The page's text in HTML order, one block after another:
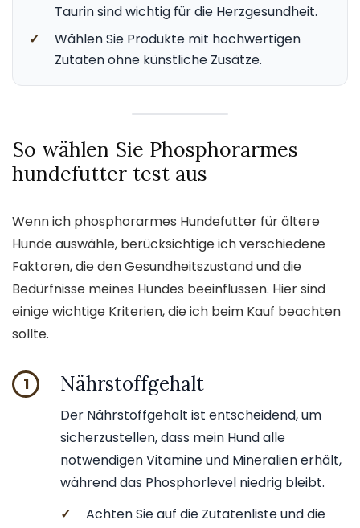
Taurin sind wichtig für die Herzgesundheit.
✓
Wählen Sie Produkte mit hochwertigen
Zutaten ohne künstliche Zusätze.
So wählen Sie Phosphorarmes
hundefutter test aus
Wenn ich phosphorarmes Hundefutter für ältere
Hunde auswähle, berücksichtige ich verschiedene
Faktoren, die den Gesundheitszustand und die
Bedürfnisse meines Hundes beeinflussen. Hier sind
einige wichtige Kriterien, die ich beim Kauf beachten
sollte.
1 Nährstoffgehalt
Der Nährstoffgehalt ist entscheidend, um
sicherzustellen, dass mein Hund alle
notwendigen Vitamine und Mineralien erhält,
während das Phosphorlevel niedrig bleibt.
✓
Achten Sie auf die Zutatenliste und die